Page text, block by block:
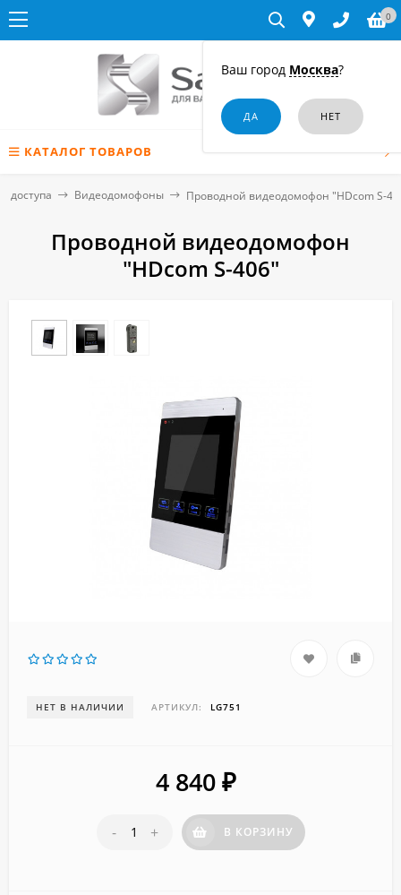
Ваш город Москва?
0
КАТАЛОГ ТОВАРОВ
доступа Видеодомофоны Проводной видеодомофон "HDcom S-
Проводной видеодомофон
"HDcom S-406"
НЕТ В НАЛИЧИИ АРТИКУЛ: LG751
4 840 ₽
- + В КОРЗИНУ